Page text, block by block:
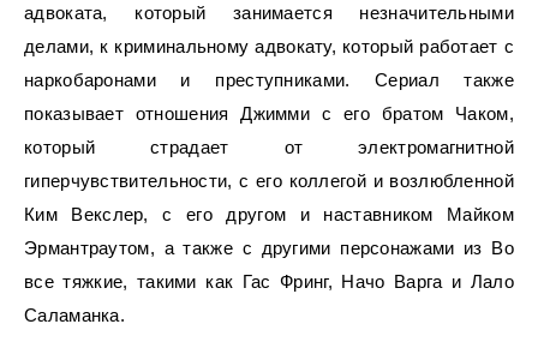
адвоката, который занимается незначительными
делами, к криминальному адвокату, который работает с
наркобаронами и преступниками. Сериал также
показывает отношения Джимми с его братом Чаком,
который страдает от электромагнитной
гиперчувствительности, с его коллегой и возлюбленной
Ким Векслер, с его другом и наставником Майком
Эрмантраутом, а также с другими персонажами из Во
все тяжкие, такими как Гас Фринг, Начо Варга и Лало
Саламанка.